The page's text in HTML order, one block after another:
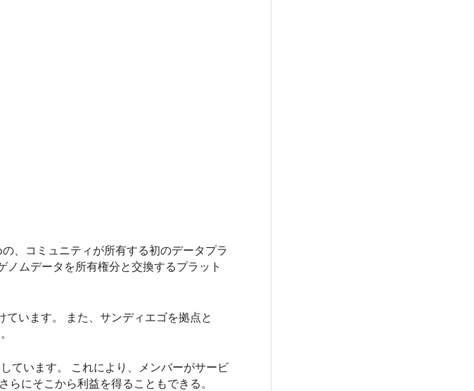
、コミュニティが所有する初のデータプラ
ムデータを所有権分と交換するプラット
います。 また、サンディエゴを拠点と
ています。 これにより、メンバーがサービ
にそこから利益を得ることもできる。